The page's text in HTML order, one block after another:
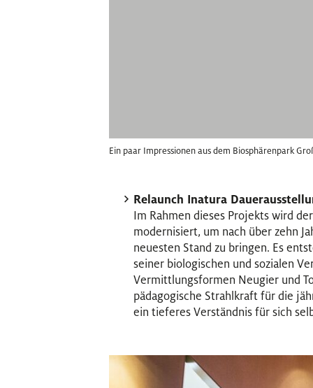
Ein paar Impressionen aus dem Biosphärenpark
Relaunch Inatura
Im Rahmen dieses Projekts wird
modernisiert, um nach über zehn
neuesten Stand zu bringen. Es
seiner biologischen und sozialen
Vermittlungsformen Neugier und
pädagogische Strahlkraft für die
ein tieferes Verständnis für sich